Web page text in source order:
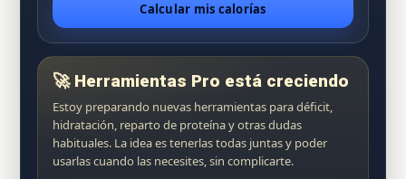
Calcular mis calorías
🚀 Herramientas Pro está creciendo
Estoy preparando nuevas herramientas para déficit,
hidratación, reparto de proteína y otras dudas
habituales. La idea es tenerlas todas juntas y poder
usarlas cuando las necesites, sin complicarte.